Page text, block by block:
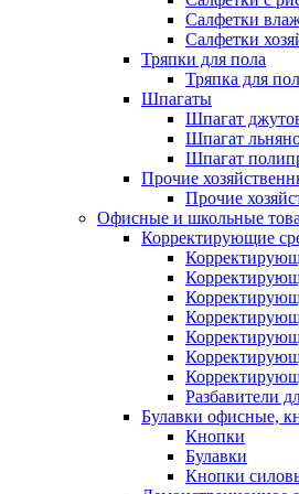
Салфетки
Салфетки
Тряпки для пола
Тряпка для
Шпагаты
Шпагат
Шпагат
Шпагат
Прочие
Прочие
Офисные и школьные
Корректирующие
Разбавители
Булавки офисные,
Кнопки
Булавки
Кнопки